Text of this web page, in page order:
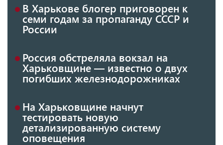
В Харькове блогер приговорен к
семи годам за пропаганду СССР и
России
Россия обстреляла вокзал на
Харьковщине — известно о двух
погибших железнодорожниках
На Харьковщине начнут
тестировать новую
детализированную систему
оповещения